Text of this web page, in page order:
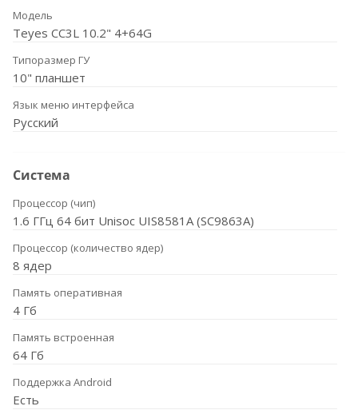
Модель
Teyes CC3L 10.2" 4+64G
Типоразмер ГУ
10" планшет
Язык меню интерфейса
Русский
Система
Процессор (чип)
1.6 ГГц 64 бит Unisoc UIS8581A (SC9863A)
Процессор (количество ядер)
8 ядер
Память оперативная
4 Гб
Память встроенная
64 Гб
Поддержка Android
Есть